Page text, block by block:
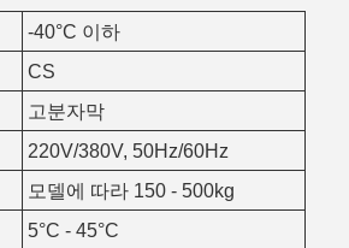
-40°C 이하
CS
고분자막
220V/380V, 50Hz/60Hz
모델에 따라 150 - 500kg
5°C - 45°C